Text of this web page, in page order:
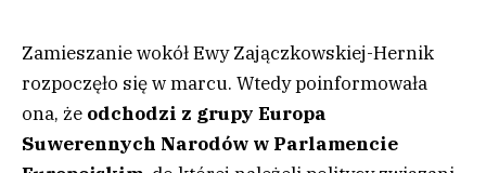
Zamieszanie wokół Ewy Zajączkowskiej-Hernik
rozpoczęło się w marcu. Wtedy poinformowała
ona, że odchodzi z grupy Europa
Suwerennych Narodów w Parlamencie